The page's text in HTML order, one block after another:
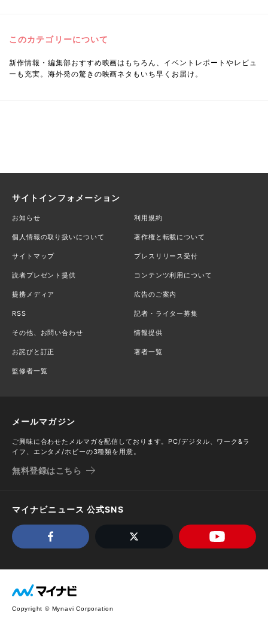
このカテゴリーについて
新作情報・編集部おすすめ映画はもちろん、イベントレポートやレビュ
ーも充実。海外発の驚きの映画ネタもいち早くお届け。
サイトインフォメーション
お知らせ 利用規約
個人情報の取り扱いについて 著作権と転載について
サイトマップ プレスリリース受付
読者プレゼント提供 コンテンツ利用について
提携メディア 広告のご案内
RSS 記者・ライター募集
その他、お問い合わせ 情報提供
お詫びと訂正 著者一覧
監修者一覧
メールマガジン
ご興味に合わせたメルマガを配信しております。PC/デジタル、ワーク&ラ
イフ、エンタメ/ホビーの3種類を用意。
無料登録はこちら
マイナビニュース 公式SNS
Copyright © Mynavi Corporation